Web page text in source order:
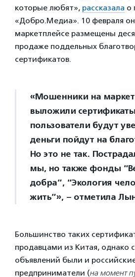
которые любят», рассказала о
«Добро.Медиа». 10 февраля
маркетплейсе размещены
продаже поддельных
сертификатов.
«Мошенники на
выложили
пользователи будут
деньги пойдут на
Но это не так.
мы, но также фонды
добра”, “Экология
жить”», – отметила
Большинство таких
продавцами из Китая, однако
объявлений были и
предприниматели (на момент